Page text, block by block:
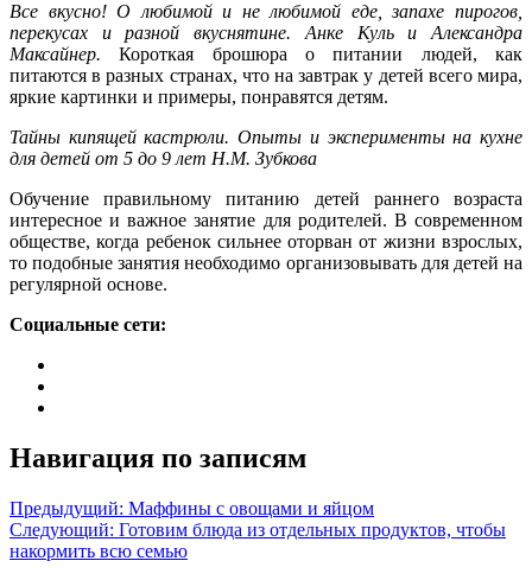
Все вкусно! О любимой и не любимой еде, запахе пирогов,
перекусах и разной вкуснятине. Анке Куль и Александра
Максайнер.Короткая брошюра о питании людей, как
питаются в разных странах, что на завтрак у детей всего мира,
яркие картинки и примеры, понравятся детям.
Тайны кипящей кастрюли. Опыты и эксперименты на кухне
для детей от 5 до 9 лет Н.М. Зубкова
Обучение правильному питанию детей раннего возраста
интересное и важное занятие для родителей. В современном
обществе, когда ребенок сильнее оторван от жизни взрослых,
то подобные занятия необходимо организовывать для детей на
регулярной основе.
Социальные сети:
Навигация по записям
Предыдущий: Маффины с овощами и яйцом
Следующий: Готовим блюда из отдельных продуктов, чтобы
накормить всю семью